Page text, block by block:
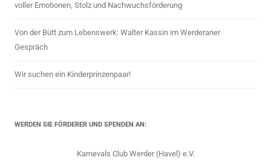
voller Emotionen, Stolz und Nachwuchsförderung
Von der Bütt zum Lebenswerk: Walter Kassin im Werderaner
Gespräch
Wir suchen ein Kinderprinzenpaar!
WERDEN SIE FÖRDERER UND SPENDEN AN:
Karnevals Club Werder (Havel) e.V.